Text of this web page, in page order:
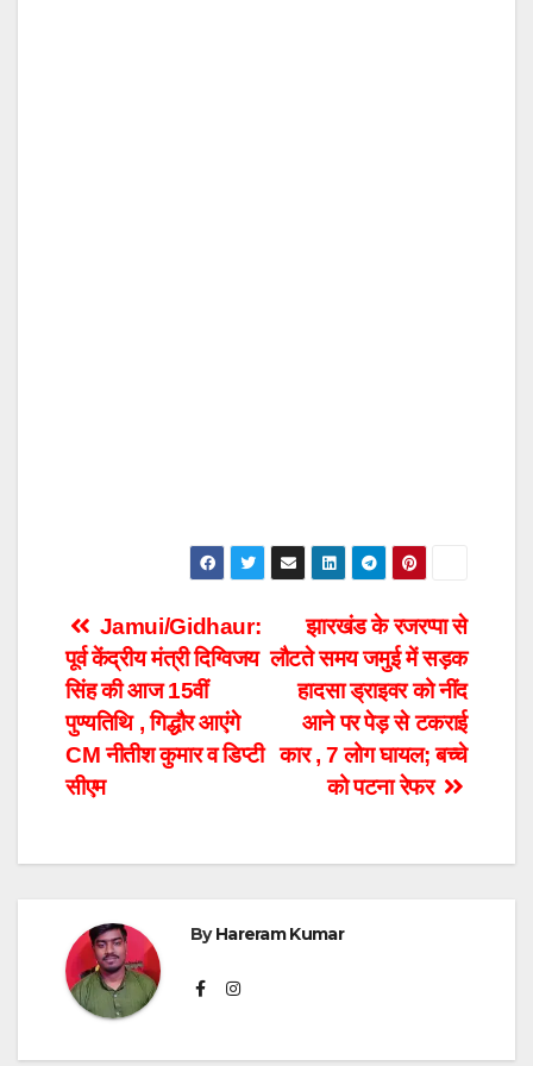
Post
navigation
झारखंड के रजरप्पा से
लौटते समय जमुई में सड़क
हादसा ड्राइवर को नींद
आने पर पेड़ से टकराई
कार , 7 लोग घायल; बच्चे
को पटना रेफर
Jamui/Gidhaur:
पूर्व केंद्रीय मंत्री दिग्विजय
सिंह की आज 15वीं
पुण्यतिथि , गिद्धौर आएंगे
CM नीतीश कुमार व डिप्टी
सीएम
ByHareram Kumar